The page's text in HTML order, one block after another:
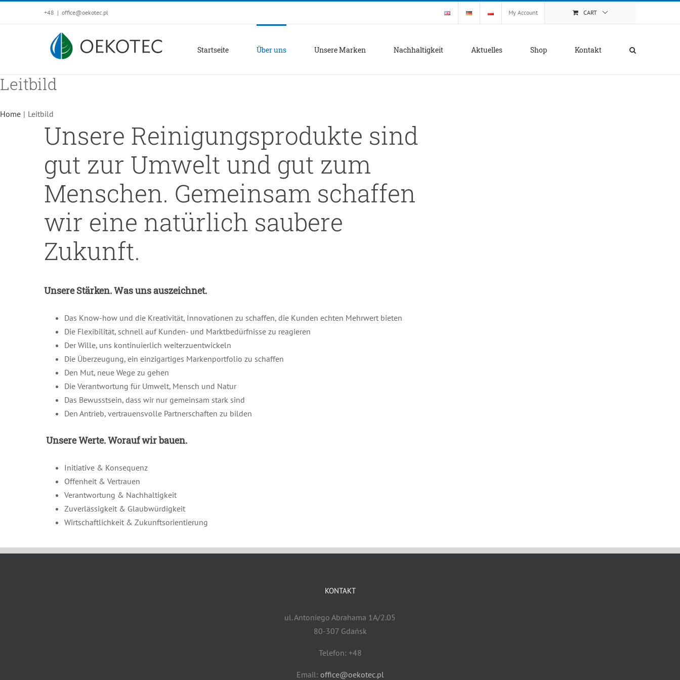
+48 | office@oekotec.pl My Account CART
Startseite Über uns Unsere Marken Nachhaltigkeit Aktuelles Shop Kontakt
Leitbild
Home | Leitbild
Unsere Reinigungsprodukte sind
gut zur Umwelt und gut zum
Menschen. Gemeinsam schaffen
wir eine natürlich saubere
Zukunft.
Unsere Stärken. Was uns auszeichnet.
Das Know-how und die Kreativität, Innovationen zu schaffen, die Kunden echten Mehrwert bieten
Die Flexibilität, schnell auf Kunden- und Marktbedürfnisse zu reagieren
Der Wille, uns kontinuierlich weiterzuentwickeln
Die Überzeugung, ein einzigartiges Markenportfolio zu schaffen
Den Mut, neue Wege zu gehen
Die Verantwortung für Umwelt, Mensch und Natur
Das Bewusstsein, dass wir nur gemeinsam stark sind
Den Antrieb, vertrauensvolle Partnerschaften zu bilden
Unsere Werte. Worauf wir bauen.
Initiative & Konsequenz
Offenheit & Vertrauen
Verantwortung & Nachhaltigkeit
Zuverlässigkeit & Glaubwürdigkeit
Wirtschaftlichkeit & Zukunftsorientierung
KONTAKT
ul. Antoniego Abrahama 1A/2.05
80-307 Gdańsk
Telefon: +48
Email: office@oekotec.pl